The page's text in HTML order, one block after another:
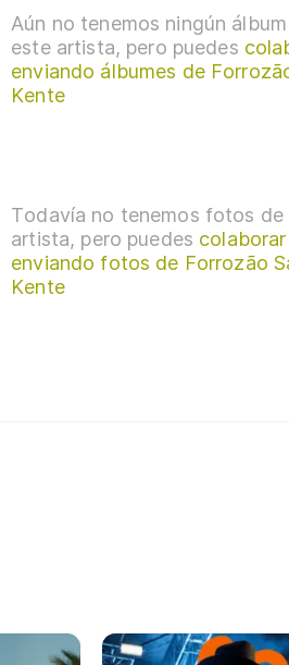
Aún no tenemos ningún
este artista, pero puedes
enviando álbumes de
Kente
Todavía no tenemos fotos de
artista, pero puedes colaborar
enviando fotos de Forrozão
Kente